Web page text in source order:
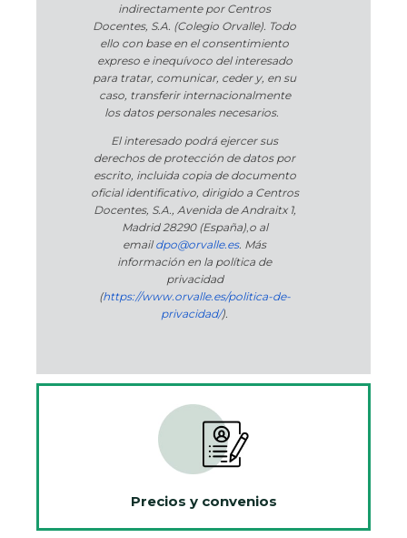
indirectamente por Centros
Docentes, S.A. (Colegio Orvalle). Todo
ello con base en el consentimiento
expreso e inequívoco del interesado
para tratar, comunicar, ceder y, en su
caso, transferir internacionalmente
los datos personales necesarios.
El interesado podrá ejercer sus
derechos de protección de datos por
escrito, incluida copia de documento
oficial identificativo, dirigido a Centros
Docentes, S.A., Avenida de Andraitx 1,
Madrid 28290 (España), o al
emaildpo@orvalle.es. Más
información en la política de
privacidad
(https://www.orvalle.es/politica-de-
privacidad/).
Precios y convenios